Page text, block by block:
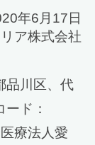
年6月17日
ア株式会社
品川区、代
ド：
療法人愛